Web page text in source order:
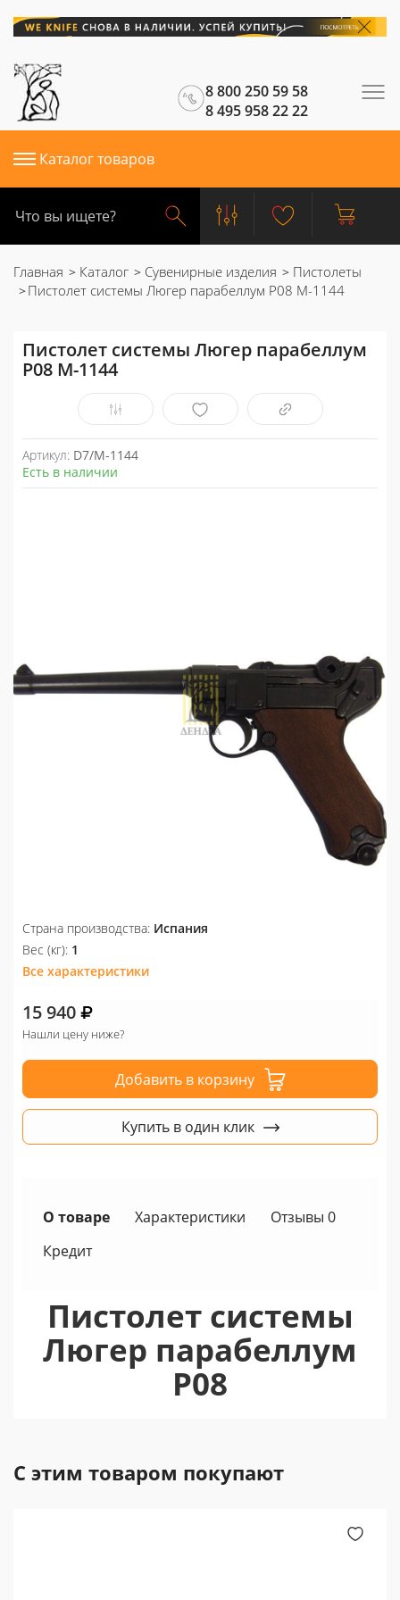
8 800 250 59 58
8 495 958 22 22
Каталог товаров
Главная Каталог Сувенирные изделия
Пистолеты
Пистолет системы Люгер парабеллум P08 M-1144
Пистолет системы Люгер парабеллум
P08 M-1144
Артикул: D7/M-1144
Есть в наличии
Страна производства: Испания
Вес (кг): 1
Все характеристики
15 940
Нашли цену ниже?
Добавить в корзину
Купить в один клик
О товаре Характеристики
Отзывы 0
Кредит
Пистолет системы
Люгер парабеллум
P08
С этим товаром покупают